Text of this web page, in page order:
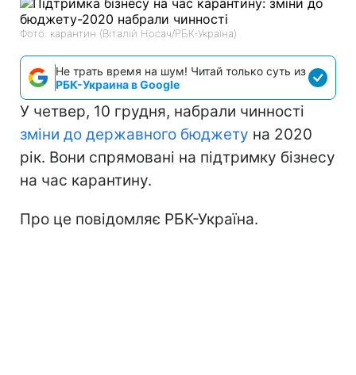
Фото: карантин (Віталій Носач/РБК-Україна)
Не трать время на шум! Читай только суть из
РБК-Украина в Google
У четвер, 10 грудня, набрали чинності
зміни до державного бюджету на 2020
рік. Вони спрямовані на підтримку бізнесу
на час карантину.
Про це повідомляє РБК-Україна.